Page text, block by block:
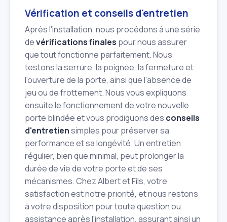
Vérification et conseils d'entretien
Après l'installation, nous procédons à une série
devérifications finales pour nous assurer
que tout fonctionne parfaitement. Nous
testons la serrure, la poignée, la fermeture et
l'ouverture de la porte, ainsi que l'absence de
jeu ou de frottement. Nous vous expliquons
ensuite le fonctionnement de votre nouvelle
porte blindée et vous prodiguons des conseils
d'entretiensimples pour préserver sa
performance et sa longévité. Un entretien
régulier, bien que minimal, peut prolonger la
durée de vie de votre porte et de ses
mécanismes. Chez Albert et Fils, votre
satisfaction est notre priorité, et nous restons
à votre disposition pour toute question ou
assistance après l'installation, assurant ainsi un